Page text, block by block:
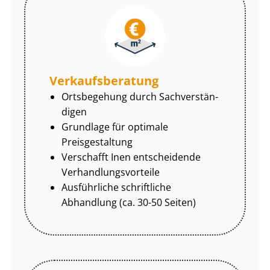
Ver­kaufs­be­ra­tung
Ortsbegehung durch Sach­ver­stän­
di­gen
Grundlage für optimale
Preisgestaltung
Verschafft Inen entscheidende
Ver­hand­lungs­vor­tei­le
Ausführliche schriftliche
Abhandlung (ca. 30-50 Seiten)